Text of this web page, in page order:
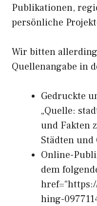
Publikationen,
persönliche
Wir bitten
Quellenangabe in
Gedruckte
„Quelle:
und Fakten
Städten und
Online-
dem
hing-